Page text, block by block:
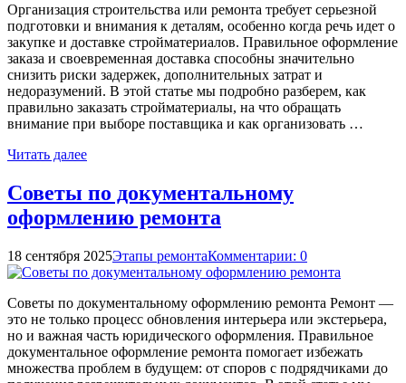
Организация строительства или ремонта требует серьезной
подготовки и внимания к деталям, особенно когда речь идет о
закупке и доставке стройматериалов. Правильное оформление
заказа и своевременная доставка способны значительно
снизить риски задержек, дополнительных затрат и
недоразумений. В этой статье мы подробно разберем, как
правильно заказать стройматериалы, на что обращать
внимание при выборе поставщика и как организовать …
Читать далее
Советы по документальному
оформлению ремонта
18 сентября 2025Этапы ремонтаКомментарии: 0
Советы по документальному оформлению ремонта Ремонт —
это не только процесс обновления интерьера или экстерьера,
но и важная часть юридического оформления. Правильное
документальное оформление ремонта помогает избежать
множества проблем в будущем: от споров с подрядчиками до